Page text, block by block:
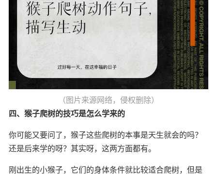
（图片来源网络，侵权删除）
四、猴子爬树的技巧是怎么学来的
你可能又要问了，猴子这些爬树的本事是天生就会的吗？
还是后来学的呀？其实呀，这两方面都有。
刚出生的小猴子，它们的身体条件就比较适合爬树，但是